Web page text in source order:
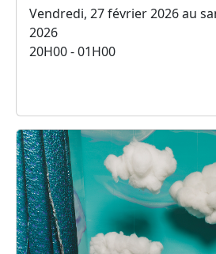
Vendredi, 27 février 2026 au
2026
20H00 - 01H00